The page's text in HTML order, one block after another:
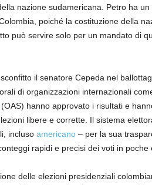
nazione sudamericana. Petro ha
poiché la costituzione della
può servire solo per un mandato di
il senatore Cepeda nel
di organizzazioni internazionali
hanno approvato i risultati e
libere e corrette. Il sistema
incluso americano – per la sua
rapidi e precisi dei voti in poche
delle elezioni presidenziali